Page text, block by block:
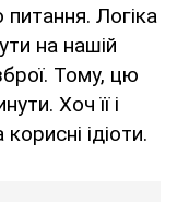
питання. Логіка
на нашій
Тому, цю
Хоч її і
ідіоти.